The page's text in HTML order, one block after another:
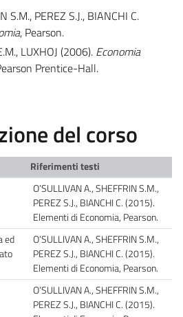
S.M., PEREZ S.J., BIANCHI C.
, Pearson.
LUXHOJ (2006). Economia
Prentice-Hall.
del corso
Riferimenti testi
O’SULLIVAN A., SHEFFRIN S.M.,
PEREZ S.J., BIANCHI C. (2015).
Elementi di Economia, Pearson.
ed
O’SULLIVAN A., SHEFFRIN S.M.,
PEREZ S.J., BIANCHI C. (2015).
Elementi di Economia, Pearson.
O’SULLIVAN A., SHEFFRIN S.M.,
PEREZ S.J., BIANCHI C. (2015).